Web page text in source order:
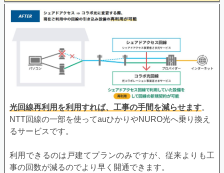
光回線再利用を利用すれば、工事の手間を減らせます。
NTT回線の一部を使ってauひかりやNURO光へ乗り換え
るサービスです。
利用できるのは戸建てプランのみですが、従来よりも工
事の回数が減るのでより早く開通できます。